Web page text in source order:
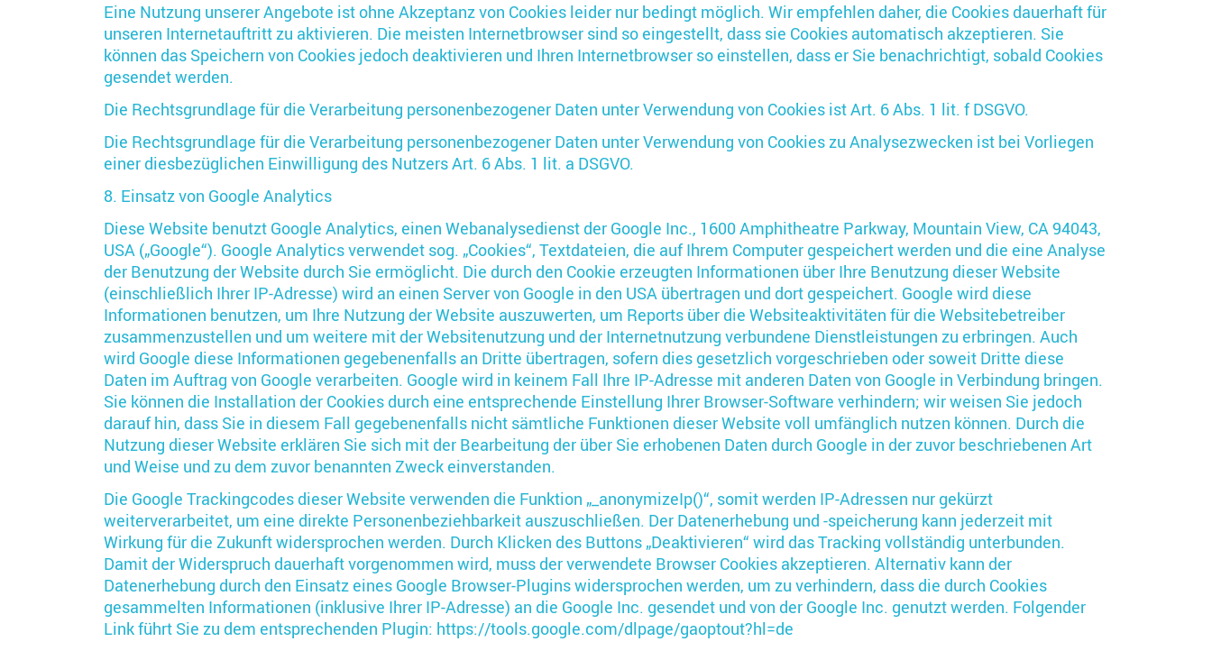
Eine Nutzung unserer Angebote ist ohne Akzeptanz von Cookies leider nur bedingt möglich. Wir empfehlen daher, die Cookies dauerhaft für
unseren Internetauftritt zu aktivieren. Die meisten Internetbrowser sind so eingestellt, dass sie Cookies automatisch akzeptieren. Sie
können das Speichern von Cookies jedoch deaktivieren und Ihren Internetbrowser so einstellen, dass er Sie benachrichtigt, sobald Cookies
gesendet werden.
Die Rechtsgrundlage für die Verarbeitung personenbezogener Daten unter Verwendung von Cookies ist Art. 6 Abs. 1 lit. f DSGVO.
Die Rechtsgrundlage für die Verarbeitung personenbezogener Daten unter Verwendung von Cookies zu Analysezwecken ist bei Vorliegen
einer diesbezüglichen Einwilligung des Nutzers Art. 6 Abs. 1 lit. a DSGVO.
8. Einsatz von Google Analytics
Diese Website benutzt Google Analytics, einen Webanalysedienst der Google Inc., 1600 Amphitheatre Parkway, Mountain View, CA 94043,
USA („Google“). Google Analytics verwendet sog. „Cookies“, Textdateien, die auf Ihrem Computer gespeichert werden und die eine Analyse
der Benutzung der Website durch Sie ermöglicht. Die durch den Cookie erzeugten Informationen über Ihre Benutzung dieser Website
(einschließlich Ihrer IP-Adresse) wird an einen Server von Google in den USA übertragen und dort gespeichert. Google wird diese
Informationen benutzen, um Ihre Nutzung der Website auszuwerten, um Reports über die Websiteaktivitäten für die Websitebetreiber
zusammenzustellen und um weitere mit der Websitenutzung und der Internetnutzung verbundene Dienstleistungen zu erbringen. Auch
wird Google diese Informationen gegebenenfalls an Dritte übertragen, sofern dies gesetzlich vorgeschrieben oder soweit Dritte diese
Daten im Auftrag von Google verarbeiten. Google wird in keinem Fall Ihre IP-Adresse mit anderen Daten von Google in Verbindung bringen.
Sie können die Installation der Cookies durch eine entsprechende Einstellung Ihrer Browser-Software verhindern; wir weisen Sie jedoch
darauf hin, dass Sie in diesem Fall gegebenenfalls nicht sämtliche Funktionen dieser Website voll umfänglich nutzen können. Durch die
Nutzung dieser Website erklären Sie sich mit der Bearbeitung der über Sie erhobenen Daten durch Google in der zuvor beschriebenen Art
und Weise und zu dem zuvor benannten Zweck einverstanden.
Die Google Trackingcodes dieser Website verwenden die Funktion „_anonymizeIp()“, somit werden IP-Adressen nur gekürzt
weiterverarbeitet, um eine direkte Personenbeziehbarkeit auszuschließen. Der Datenerhebung und -speicherung kann jederzeit mit
Wirkung für die Zukunft widersprochen werden. Durch Klicken des Buttons „Deaktivieren“ wird das Tracking vollständig unterbunden.
Damit der Widerspruch dauerhaft vorgenommen wird, muss der verwendete Browser Cookies akzeptieren. Alternativ kann der
Datenerhebung durch den Einsatz eines Google Browser-Plugins widersprochen werden, um zu verhindern, dass die durch Cookies
gesammelten Informationen (inklusive Ihrer IP-Adresse) an die Google Inc. gesendet und von der Google Inc. genutzt werden. Folgender
Link führt Sie zu dem entsprechenden Plugin: https://tools.google.com/dlpage/gaoptout?hl=de